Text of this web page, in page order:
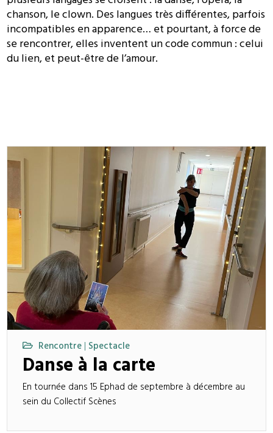
chanson, le clown. Des langues très différentes, parfois
incompatibles en apparence… et pourtant, à force de
se rencontrer, elles inventent un code commun : celui
du lien, et peut-être de l’amour.
Rencontre | Spectacle
Danse à la carte
En tournée dans 15 Ephad de septembre à décembre au
sein du Collectif Scènes